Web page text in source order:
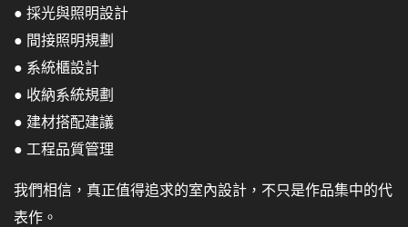
● 採光與照明設計
● 間接照明規劃
● 系統櫃設計
● 收納系統規劃
● 建材搭配建議
● 工程品質管理
我們相信，真正值得追求的室內設計，不只是作品集中的代
表作。